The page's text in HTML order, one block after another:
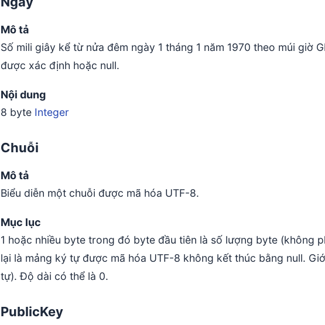
Mô tả
Số mili giây kể từ nửa đêm ngày 1 tháng 1 năm 1970 theo múi giờ
được xác định hoặc null.
Nội dung
8 byte Integer
Chuỗi
Mô tả
Biểu diễn một chuỗi được mã hóa UTF-8.
Mục lục
1 hoặc nhiều byte trong đó byte đầu tiên là số lượng byte (không
lại là mảng ký tự được mã hóa UTF-8 không kết thúc bằng null.
tự). Độ dài có thể là 0.
PublicKey